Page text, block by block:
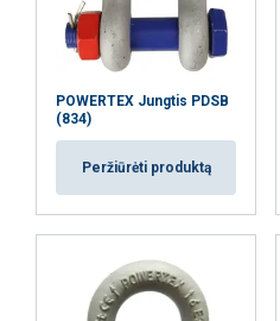
POWERTEX Jungtis PDSB
(834)
Peržiūrėti produktą